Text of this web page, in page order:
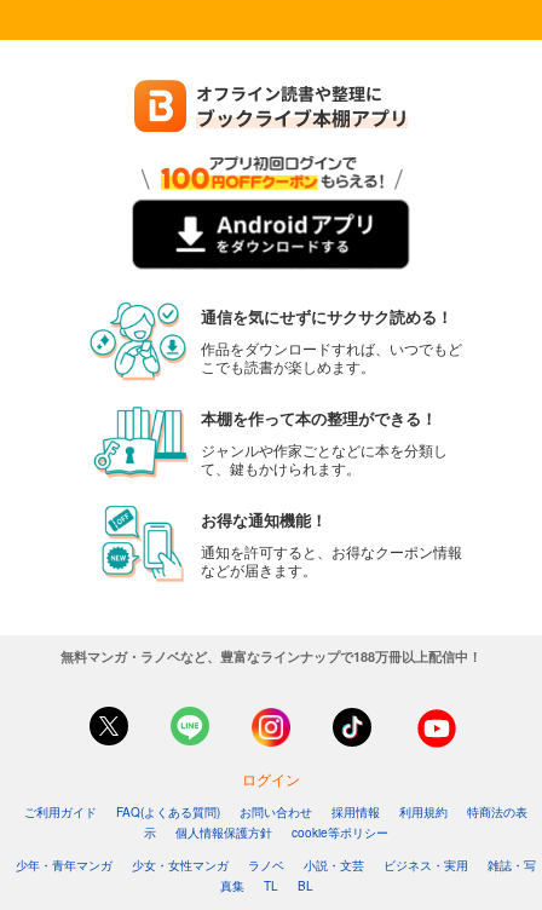
通信を気にせずにサクサク読める！
作品をダウンロードすれば、いつでもど
こでも読書が楽しめます。
本棚を作って本の整理ができる！
ジャンルや作家ごとなどに本を分類し
て、鍵もかけられます。
お得な通知機能！
通知を許可すると、お得なクーポン情報
などが届きます。
無料マンガ・ラノベなど、豊富なラインナップで188万冊以上配信中！
ログイン
ご利用ガイド FAQ(よくある質問) お問い合わせ 採用情報 利用規約
特商法の表
示
個人情報保護方針
cookie等ポリシー
少年・青年マンガ
少女・女性マンガ ラノベ 小説・文芸 ビジネス・実用
雑誌・写
真集
TL BL